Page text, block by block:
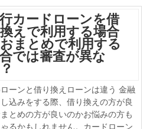
カードローンを借
えで利用する場合
まとめで利用する
では審査が異な
ーンと借り換えローンは違う 金融
込みをする際、借り換えの方が良
とめの方が良いのかお悩みの方も
るかもしれません。カードローン